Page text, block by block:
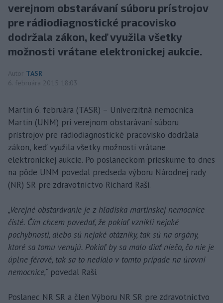
verejnom obstarávaní súboru prístrojov
pre rádiodiagnostické pracovisko
dodržala zákon, keď využila všetky
možnosti vrátane elektronickej aukcie.
Autor TASR
6. februára 2015 18:03
Martin 6. februára (TASR) – Univerzitná nemocnica
Martin (UNM) pri verejnom obstarávaní súboru
prístrojov pre rádiodiagnostické pracovisko dodržala
zákon, keď využila všetky možnosti vrátane
elektronickej aukcie. Po poslaneckom prieskume to dnes
na pôde UNM povedal predseda výboru Národnej rady
(NR) SR pre zdravotníctvo Richard Raši.
„Verejné obstarávanie je z hľadiska martinskej nemocnice
čisté. Čím chcem povedať, že pokiaľ vznikli nejaké
pochybnosti, alebo sú nejaké otázniky, tak sú na orgány,
ktoré sa tomu venujú. Pokiaľ by sa malo diať niečo, čo nie je
úplne férové, tak sa to nedialo v tomto prípade na úrovni
nemocnice,“ povedal Raši.
Poslanec NR SR a člen Výboru NR SR pre zdravotníctvo